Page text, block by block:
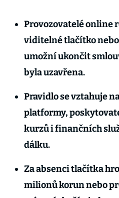
Provozovatelé online
viditelné tlačítko
umožní ukončit
byla uzavřena.
Pravidlo se vztahuje
platformy,
kurzů i finančních
dálku.
Za absenci tlačítka
milionů korun nebo